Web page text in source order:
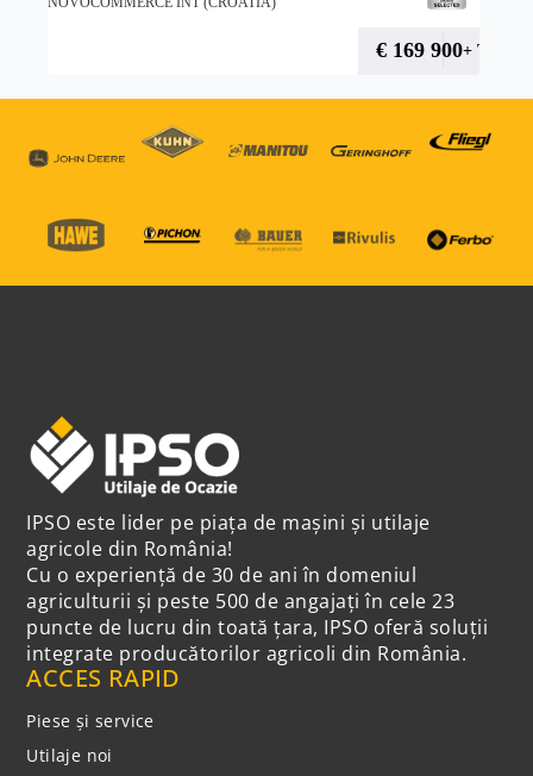
€ 169 900+ TVA
IPSO este lider pe piața de mașini și utilaje
agricole din România!
Cu o experiență de 30 de ani în domeniul
agriculturii și peste 500 de angajați în cele 23
puncte de lucru din toată țara, IPSO oferă soluții
integrate producătorilor agricoli din România.
ACCES RAPID
Piese și service
Utilaje noi